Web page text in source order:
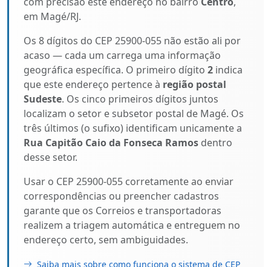
em Magé/RJ.
Os 8 dígitos do CEP 25900-055 não estão ali por
acaso — cada um carrega uma informação
geográfica específica. O primeiro dígito 2 indica
que este endereço pertence à região postal
Sudeste. Os cinco primeiros dígitos juntos
localizam o setor e subsetor postal de Magé. Os
três últimos (o sufixo) identificam unicamente a
Rua Capitão Caio da Fonseca Ramos dentro
desse setor.
Usar o CEP 25900-055 corretamente ao enviar
correspondências ou preencher cadastros
garante que os Correios e transportadoras
realizem a triagem automática e entreguem no
endereço certo, sem ambiguidades.
Saiba mais sobre como funciona o sistema de CEP